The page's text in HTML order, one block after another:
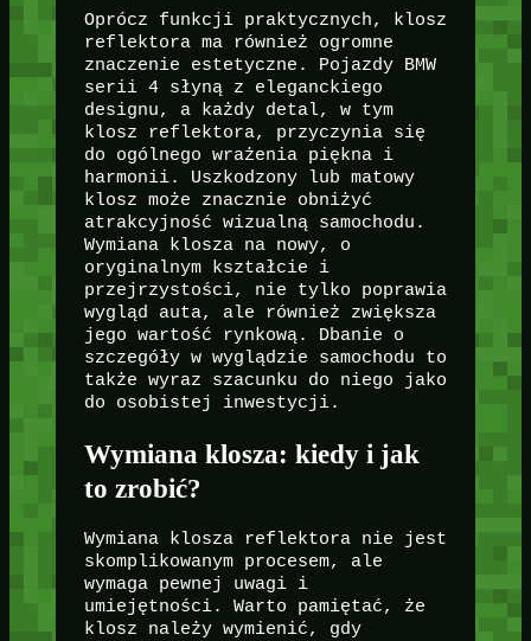
Oprócz funkcji praktycznych, klosz
reflektora ma również ogromne
znaczenie estetyczne. Pojazdy BMW
serii 4 słyną z eleganckiego
designu, a każdy detal, w tym
klosz reflektora, przyczynia się
do ogólnego wrażenia piękna i
harmonii. Uszkodzony lub matowy
klosz może znacznie obniżyć
atrakcyjność wizualną samochodu.
Wymiana klosza na nowy, o
oryginalnym kształcie i
przejrzystości, nie tylko poprawia
wygląd auta, ale również zwiększa
jego wartość rynkową. Dbanie o
szczegóły w wyglądzie samochodu to
także wyraz szacunku do niego jako
do osobistej inwestycji.
Wymiana klosza: kiedy i jak
to zrobić?
Wymiana klosza reflektora nie jest
skomplikowanym procesem, ale
wymaga pewnej uwagi i
umiejętności. Warto pamiętać, że
klosz należy wymienić, gdy